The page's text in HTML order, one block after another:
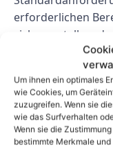
Um ihnen ein optimales
wie Cookies, um
zuzugreifen. Wenn sie
wie das Surfverhalten
Wenn sie die
bestimmte Merkmale
erforderlichen
sicherzustellen,
Unstimmigkeiten
Sie die
Ergebnisse